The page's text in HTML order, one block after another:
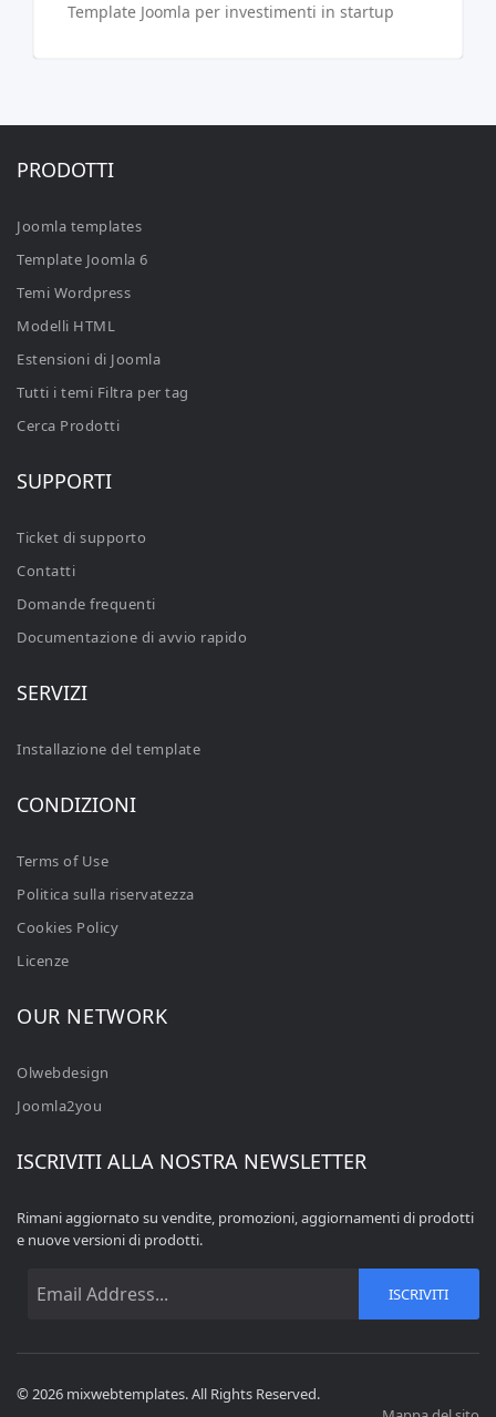
Template Joomla per investimenti in startup
PRODOTTI
Joomla templates
Template Joomla 6
Temi Wordpress
Modelli HTML
Estensioni di Joomla
Tutti i temi Filtra per tag
Cerca Prodotti
SUPPORTI
Ticket di supporto
Contatti
Domande frequenti
Documentazione di avvio rapido
SERVIZI
Installazione del template
CONDIZIONI
Terms of Use
Politica sulla riservatezza
Cookies Policy
Licenze
OUR NETWORK
Olwebdesign
Joomla2you
ISCRIVITI ALLA NOSTRA NEWSLETTER
Rimani aggiornato su vendite, promozioni, aggiornamenti di prodotti
e nuove versioni di prodotti.
ISCRIVITI
© 2026 mixwebtemplates. All Rights Reserved.